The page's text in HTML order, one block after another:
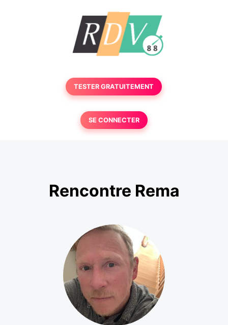
TESTER GRATUITEMENT
SE CONNECTER
Rencontre Rema